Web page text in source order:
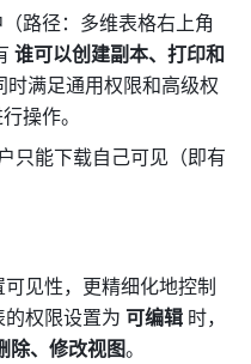
路径：多维表格右上角
谁可以创建副本、打印和
时满足通用权限和高级权
操作。
只能下载自己可见（即有
见性，更精细化地控制
的权限设置为 可编辑 时，
除、修改视图。